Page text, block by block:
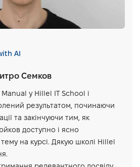
AI
Семков
у Hillel IT School і
результатом, починаючи
та закінчуючи тим, як
доступно і ясно
на курсі. Дякую школі Hillel